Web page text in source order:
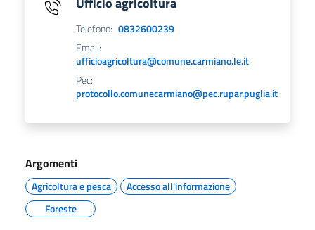
Telefono: 0832600239
Email:
ufficioagricoltura@comune.carmiano.le.it
Pec:
protocollo.comunecarmiano@pec.rupar.puglia.it
Argomenti
Agricoltura e pesca
Accesso all'informazione
Foreste